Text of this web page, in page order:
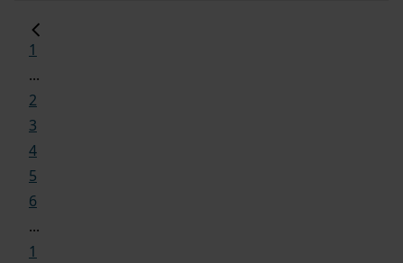
1
...
2
3
4
5
6
...
1